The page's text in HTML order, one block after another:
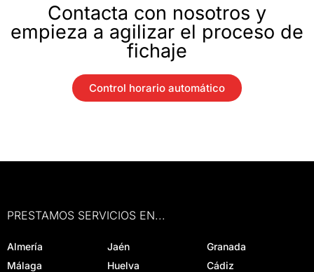
Contacta con nosotros y
empieza a agilizar el proceso de
fichaje
Control horario automático
PRESTAMOS SERVICIOS EN...
Almería Jaén
Granada
Málaga
Huelva
Cádiz